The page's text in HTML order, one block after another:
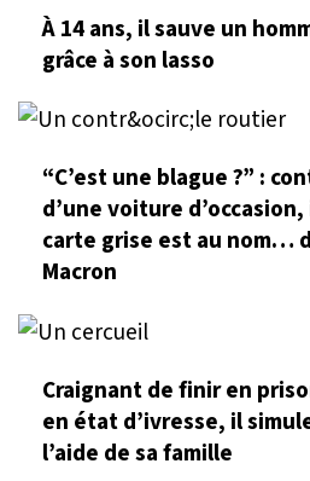
À 14 ans, il sauve un
grâce à son lasso
“C’est une blague ?” :
d’une voiture
carte grise est au nom…
Macron
Craignant de finir en
en état d’ivresse, il
l’aide de sa famille